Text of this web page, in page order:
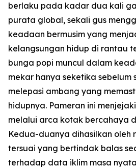
berlaku pada kadar dua kali
purata global, sekali gus
keadaan bermusim yang
kelangsungan hidup di rantau
bunga popi muncul dalam
mekar hanya seketika sebelum
melepasi ambang yang
hidupnya. Pameran ini
melalui arca kotak bercahaya
Kedua-duanya dihasilkan oleh
tersuai yang bertindak balas
terhadap data iklim masa